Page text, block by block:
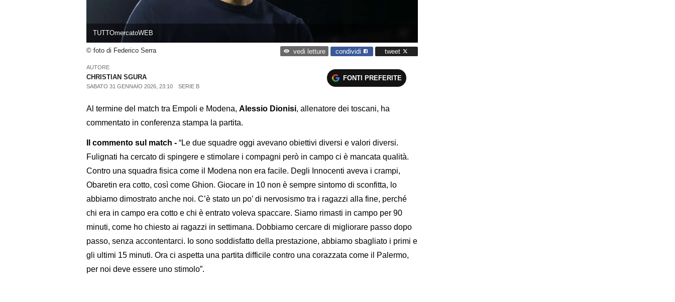
TUTTOmercatoWEB
© foto di Federico Serra vedi letture condividi tweet
AUTORE
CHRISTIAN SGURA
SABATO 31 GENNAIO 2026, 23:10 SERIE B
FONTI PREFERITE
Al termine del match tra Empoli e Modena, Alessio Dionisi, allenatore dei toscani, ha
commentato in conferenza stampa la partita.
Il commento sul match - “Le due squadre oggi avevano obiettivi diversi e valori diversi.
Fulignati ha cercato di spingere e stimolare i compagni però in campo ci è mancata qualità.
Contro una squadra fisica come il Modena non era facile. Degli Innocenti aveva i crampi,
Obaretin era cotto, così come Ghion. Giocare in 10 non è sempre sintomo di sconfitta, lo
abbiamo dimostrato anche noi. C’è stato un po’ di nervosismo tra i ragazzi alla fine, perché
chi era in campo era cotto e chi è entrato voleva spaccare. Siamo rimasti in campo per 90
minuti, come ho chiesto ai ragazzi in settimana. Dobbiamo cercare di migliorare passo dopo
passo, senza accontentarci. Io sono soddisfatto della prestazione, abbiamo sbagliato i primi e
gli ultimi 15 minuti. Ora ci aspetta una partita difficile contro una corazzata come il Palermo,
per noi deve essere uno stimolo”.